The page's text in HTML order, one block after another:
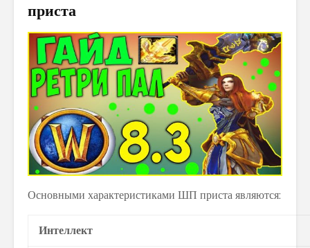
приста
Основными характеристиками ШП приста являются:
Интеллект